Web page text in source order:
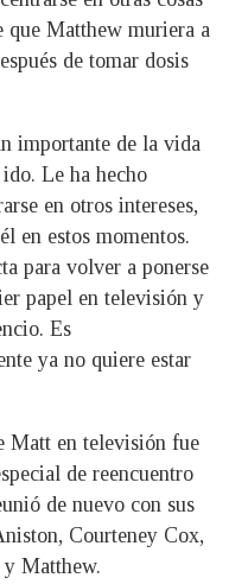
que Matthew muriera a
de tomar dosis
importante de la vida
Le ha hecho
en otros intereses,
en estos momentos.
para volver a ponerse
papel en televisión y
Es
ya no quiere estar
Matt en televisión fue
de reencuentro
de nuevo con sus
Courteney Cox,
Matthew.